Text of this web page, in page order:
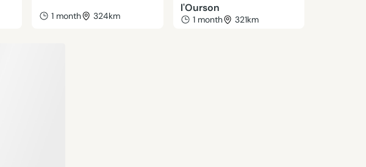
1 month 324km
l'Ourson
1 month 321km